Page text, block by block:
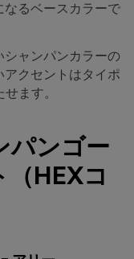
るベースカラーで
ャンパンカラーの
クセントはタイポ
ます。
パンゴー
HEXコ